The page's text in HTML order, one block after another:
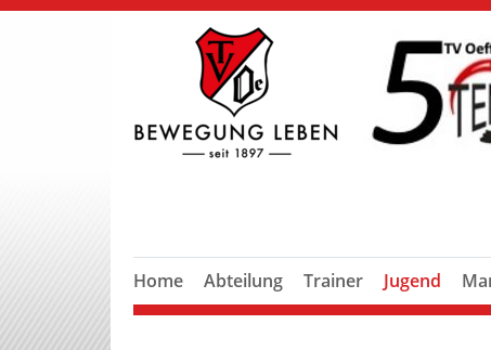
Home Abteilung Trainer Jugend